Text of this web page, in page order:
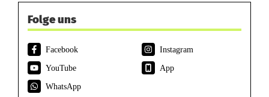
Folge uns
Facebook
Instagram
YouTube
App
WhatsApp